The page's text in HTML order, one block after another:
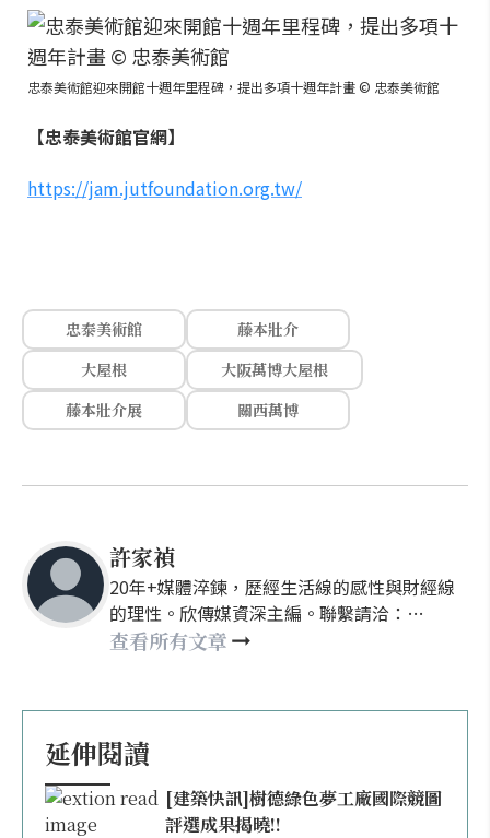
忠泰美術館迎來開館十週年里程碑，提出多項十週年計畫 © 忠泰美術館
【忠泰美術館官網】
https://jam.jutfoundation.org.tw/
忠泰美術館
藤本壯介
大屋根
大阪萬博大屋根
藤本壯介展
關西萬博
許家禎
20年+媒體淬鍊，歷經生活線的感性與財經線
的理性。欣傳媒資深主編。聯繫請洽：
nellyhsu@xinmedia.com
查看所有文章
延伸閱讀
[建築快訊]樹德綠色夢工廠國際競圖
評選成果揭曉!!